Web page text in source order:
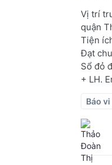
Vị trí
quận
Tiện
Đạt
Sổ đỏ
+ LH.
Báo